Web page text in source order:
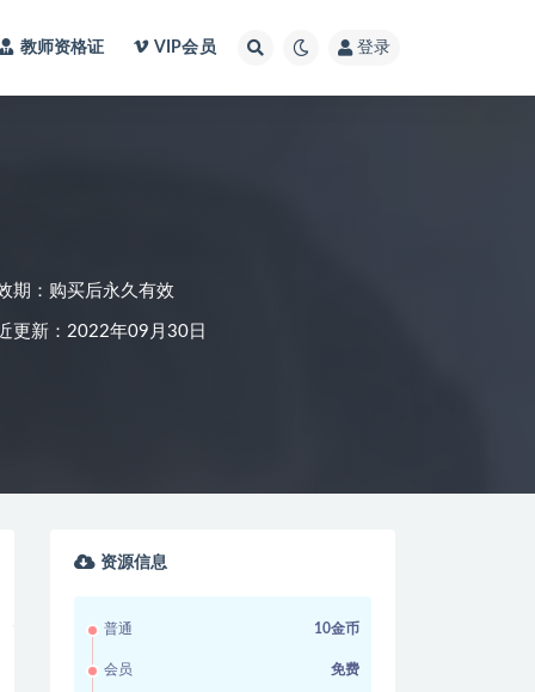
教师资格证 VIP会员 登录
期：购买后永久有效
更新：2022年09月30日
资源信息
普通 10金币
会员 免费